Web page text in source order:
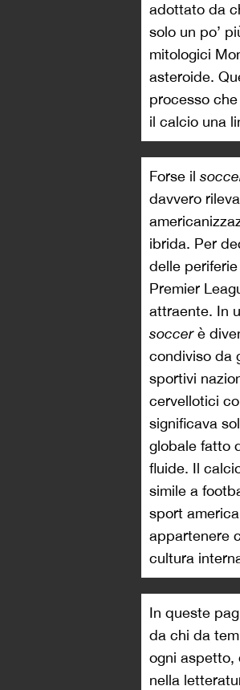
adottato da
solo un po’
mitologici
asteroide.
processo
il calcio una
Forse il
davvero
ibrida. Per
delle
Premier
attraente. In
soccerè
condiviso da
sportivi
cervellotici
significava
globale fatto
fluide. Il
simile a
sport
appartenere
cultura
In queste
da chi da
ogni aspetto,
nella